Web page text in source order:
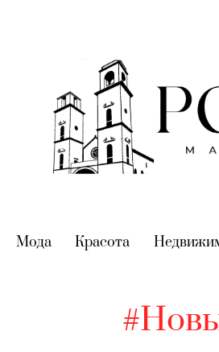
(current)
Мода(current)
Красота (current)